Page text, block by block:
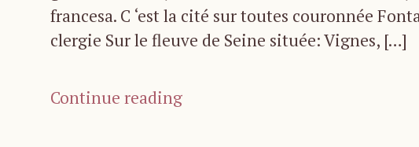
francesa. C ‘est la cité sur toutes couronnée
clergie Sur le fleuve de Seine située: Vignes, […]
Continue reading